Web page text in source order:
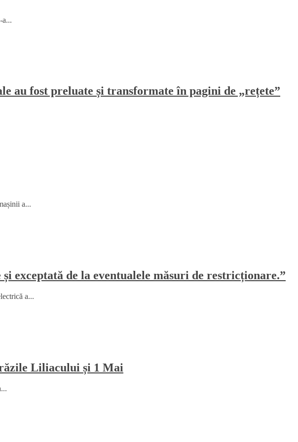
a...
au fost preluate și transformate în pagini de „rețete”
a...
exceptată de la eventualele măsuri de restricționare.”
a...
Liliacului și 1 Mai